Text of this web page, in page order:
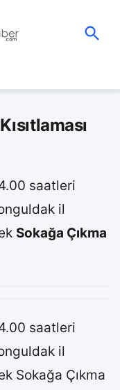
saatleri
il
Sokağa Çıkma
saatleri
il
Sokağa Çıkma